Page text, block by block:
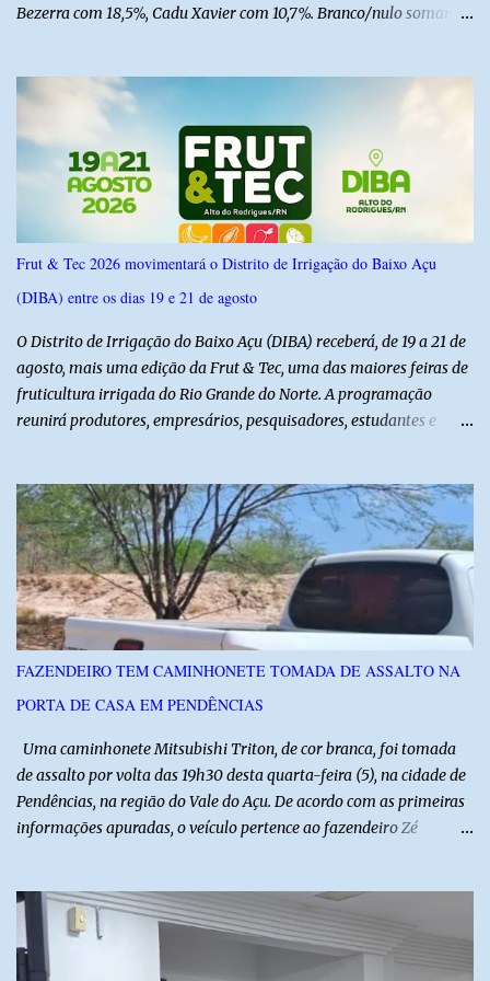
Bezerra com 18,5%, Cadu Xavier com 10,7%. Branco/nulo somaram
do Norte entre os dias 18 e 22 de junho de 2026. O levantamento
possui margem de erro de 2,5 pontos percentuais e nível de
confiança de 95%. Registro no TSE: RN-09520/2026
Frut & Tec 2026 movimentará o Distrito de Irrigação do Baixo Açu
(DIBA) entre os dias 19 e 21 de agosto
O Distrito de Irrigação do Baixo Açu (DIBA) receberá, de 19 a 21 de
agosto, mais uma edição da Frut & Tec, uma das maiores feiras de
fruticultura irrigada do Rio Grande do Norte. A programação
reunirá produtores, empresários, pesquisadores, estudantes e
instituições e tecnologias voltadas ao setor. Além das atividades
técnicas, a feira contará com programação cultural. No dia 20 de
agosto, o público poderá prestigiar o show de humor com Mução,
seguido de apresentação musical de Vê Barreto. A Frut & Tec
reforça a importância do Distrito de Irrigação do Baixo Açu como
referência na fruticultura irrigada, promovendo conhecimento,
inovação e oportunidades para o desenvolvimento do agronegócio
potiguar. @associacaodiba
FAZENDEIRO TEM CAMINHONETE TOMADA DE ASSALTO NA
PORTA DE CASA EM PENDÊNCIAS
Uma caminhonete Mitsubishi Triton, de cor branca, foi tomada
de assalto por volta das 19h30 desta quarta-feira (5), na cidade de
Pendências, na região do Vale do Açu. De acordo com as primeiras
informações apuradas, o veículo pertence ao fazendeiro Zé
anunciaram o assalto no momento em que ela estava em frente à
residência, no Centro da cidade. Ainda conforme relatos de
testemunhas, os suspeitos utilizavam roupas semelhantes a